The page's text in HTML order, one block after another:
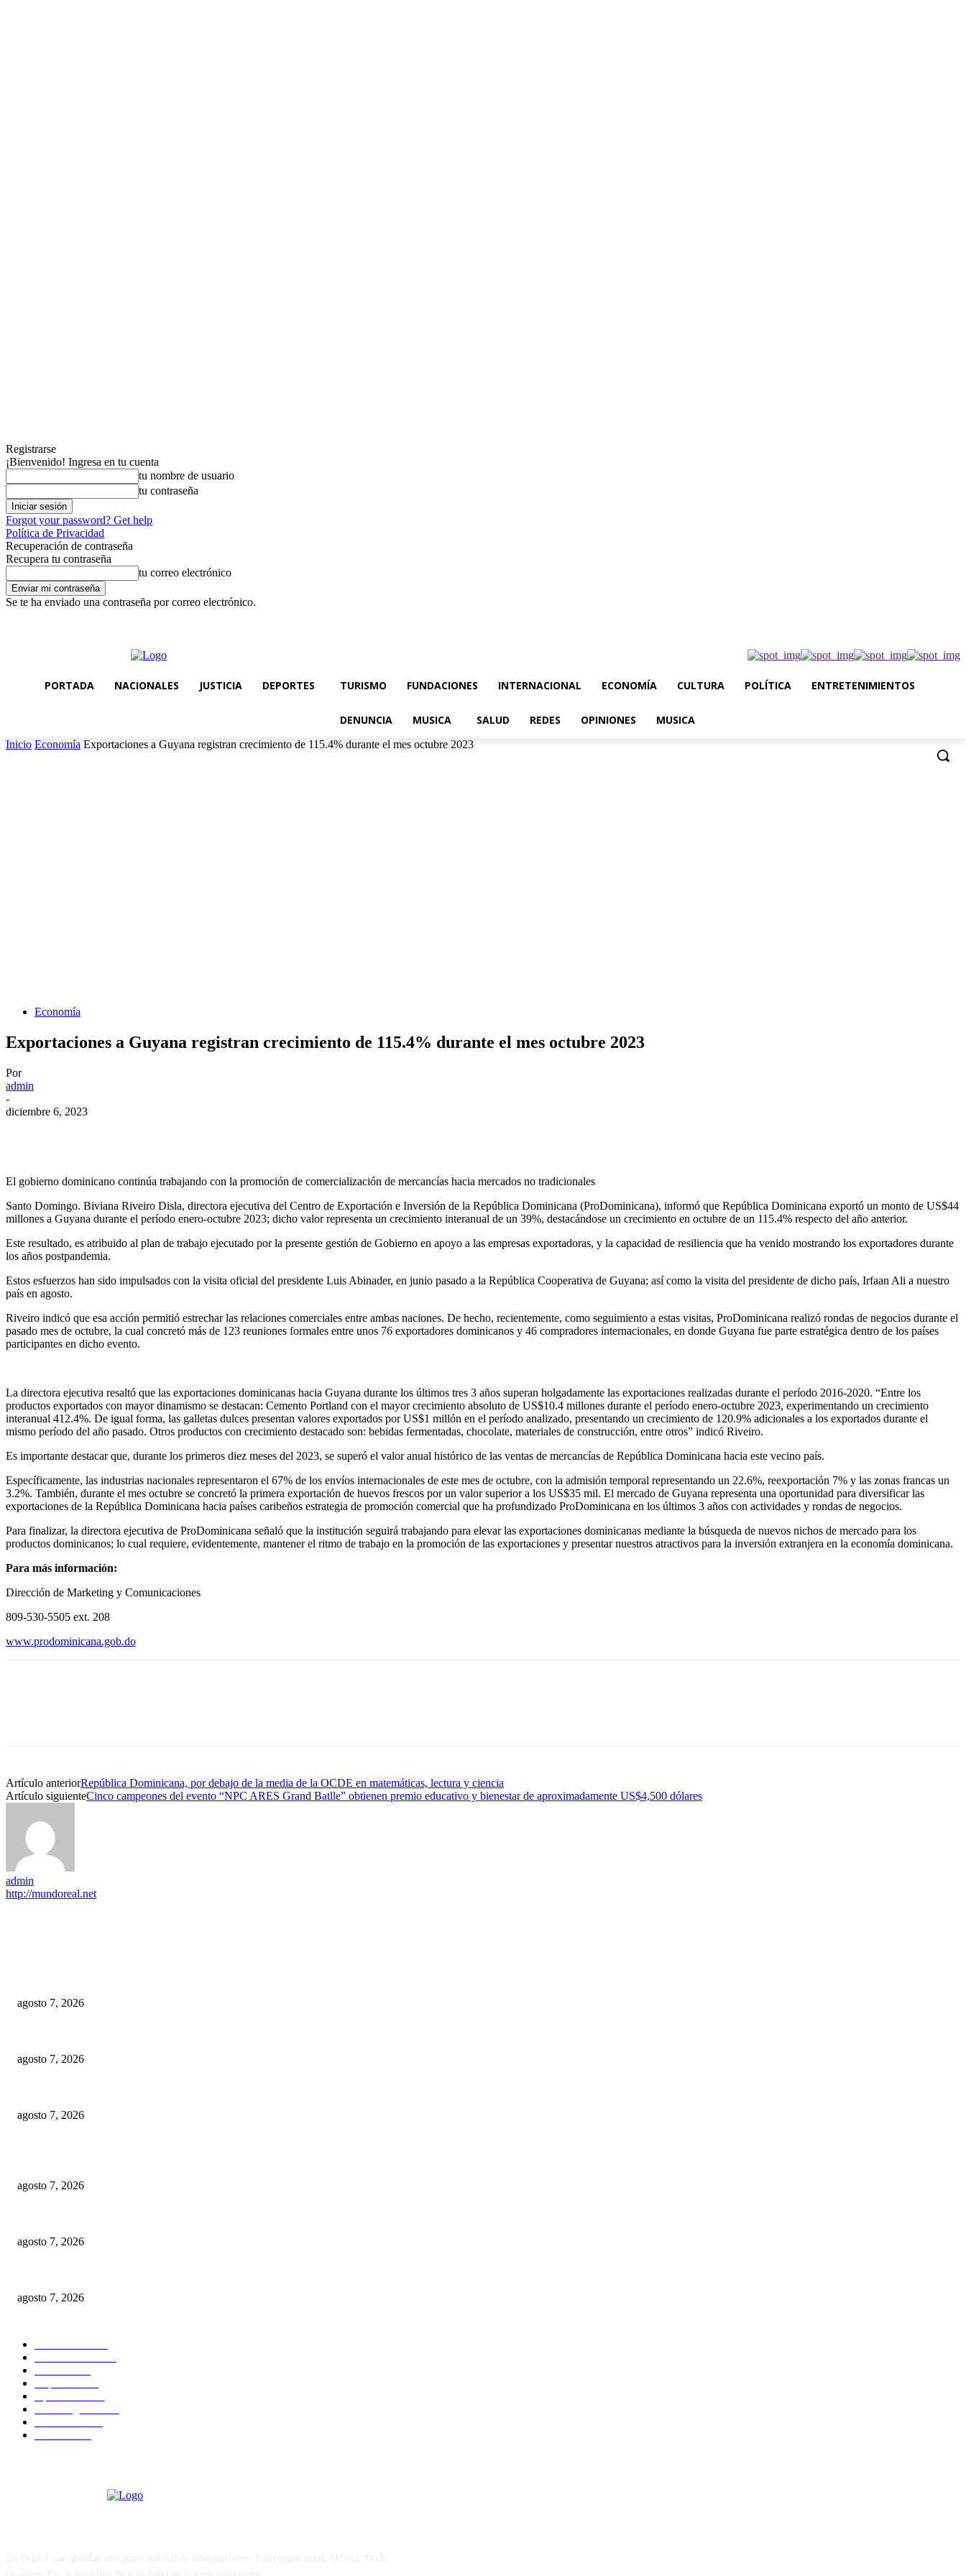
Registrarse
¡Bienvenido! Ingresa en tu cuenta
tu nombre de usuario
tu contraseña
Forgot your password? Get help
Política de Privacidad
Recuperación de contraseña
Recupera tu contraseña
tu correo electrónico
Se te ha enviado una contraseña por correo electrónico.
PORTADA NACIONALES JUSTICIA DEPORTES TURISMO FUNDACIONES INTERNACIONAL ECONOMÍA CULTURA POLÍTICA ENTRETENIMIENTOS
DENUNCIA MUSICA SALUD REDES OPINIONES MUSICA
Inicio Economía Exportaciones a Guyana registran crecimiento de 115.4% durante el mes octubre 2023
Economía
Exportaciones a Guyana registran crecimiento de 115.4% durante el mes octubre 2023
Por
admin
-
diciembre 6, 2023
El gobierno dominicano continúa trabajando con la promoción de comercialización de mercancías hacia mercados no tradicionales
Santo Domingo. Biviana Riveiro Disla, directora ejecutiva del Centro de Exportación e Inversión de la República Dominicana (ProDominicana), informó que República Dominicana exportó un monto de US$44
millones a Guyana durante el período enero-octubre 2023; dicho valor representa un crecimiento interanual de un 39%, destacándose un crecimiento en octubre de un 115.4% respecto del año anterior.
Este resultado, es atribuido al plan de trabajo ejecutado por la presente gestión de Gobierno en apoyo a las empresas exportadoras, y la capacidad de resiliencia que ha venido mostrando los exportadores durante
los años postpandemia.
Estos esfuerzos han sido impulsados con la visita oficial del presidente Luis Abinader, en junio pasado a la República Cooperativa de Guyana; así como la visita del presidente de dicho país, Irfaan Ali a nuestro
país en agosto.
Riveiro indicó que esa acción permitió estrechar las relaciones comerciales entre ambas naciones. De hecho, recientemente, como seguimiento a estas visitas, ProDominicana realizó rondas de negocios durante el
pasado mes de octubre, la cual concretó más de 123 reuniones formales entre unos 76 exportadores dominicanos y 46 compradores internacionales, en donde Guyana fue parte estratégica dentro de los países
participantes en dicho evento.
La directora ejecutiva resaltó que las exportaciones dominicanas hacia Guyana durante los últimos tres 3 años superan holgadamente las exportaciones realizadas durante el período 2016-2020. “Entre los
productos exportados con mayor dinamismo se destacan: Cemento Portland con el mayor crecimiento absoluto de US$10.4 millones durante el período enero-octubre 2023, experimentando un crecimiento
interanual 412.4%. De igual forma, las galletas dulces presentan valores exportados por US$1 millón en el período analizado, presentando un crecimiento de 120.9% adicionales a los exportados durante el
mismo período del año pasado. Otros productos con crecimiento destacado son: bebidas fermentadas, chocolate, materiales de construcción, entre otros” indicó Riveiro.
Es importante destacar que, durante los primeros diez meses del 2023, se superó el valor anual histórico de las ventas de mercancías de República Dominicana hacia este vecino país.
Específicamente, las industrias nacionales representaron el 67% de los envíos internacionales de este mes de octubre, con la admisión temporal representando un 22.6%, reexportación 7% y las zonas francas un
3.2%. También, durante el mes octubre se concretó la primera exportación de huevos frescos por un valor superior a los US$35 mil. El mercado de Guyana representa una oportunidad para diversificar las
exportaciones de la República Dominicana hacia países caribeños estrategia de promoción comercial que ha profundizado ProDominicana en los últimos 3 años con actividades y rondas de negocios.
Para finalizar, la directora ejecutiva de ProDominicana señaló que la institución seguirá trabajando para elevar las exportaciones dominicanas mediante la búsqueda de nuevos nichos de mercado para los
productos dominicanos; lo cual requiere, evidentemente, mantener el ritmo de trabajo en la promoción de las exportaciones y presentar nuestros atractivos para la inversión extranjera en la economía dominicana.
Para más información:
Dirección de Marketing y Comunicaciones
809-530-5505 ext. 208
www.prodominicana.gob.do
Artículo anteriorRepública Dominicana, por debajo de la media de la OCDE en matemáticas, lectura y ciencia
Artículo siguienteCinco campeones del evento “NPC ARES Grand Batlle” obtienen premio educativo y bienestar de aproximadamente US$4,500 dólares
admin
http://mundoreal.net
agosto 7, 2026
agosto 7, 2026
agosto 7, 2026
agosto 7, 2026
agosto 7, 2026
agosto 7, 2026